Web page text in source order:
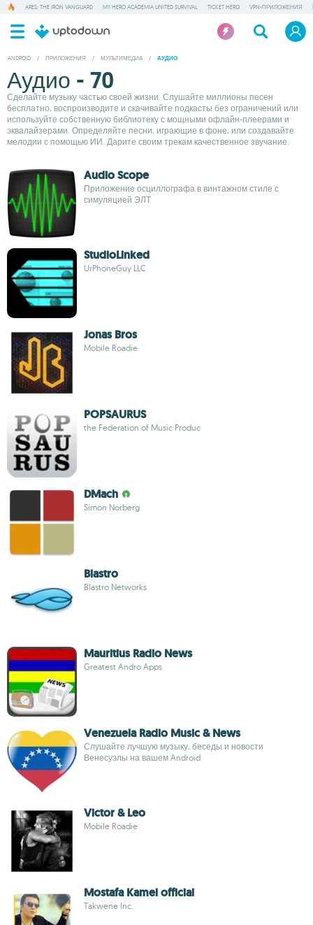
ARES: THE IRON VANGUARD MY HERO ACADEMIA UNITED SURVIVAL TICKET HERO VPN-ПРИЛОЖЕНИЯ
ANDROID / ПРИЛОЖЕНИЯ / МУЛЬТИМЕДИА / АУДИО
Аудио - 70
Сделайте музыку частью своей жизни. Слушайте миллионы песен
бесплатно, воспроизводите и скачивайте подкасты без ограничений или
используйте собственную библиотеку с мощными офлайн-плеерами и
эквалайзерами. Определяйте песни, играющие в фоне, или создавайте
мелодии с помощью ИИ. Дарите своим трекам качественное звучание.
Audio Scope
Приложение осциллографа в винтажном стиле с
симуляцией ЭЛТ
StudioLinked
UrPhoneGuy LLC
Jonas Bros
Mobile Roadie
POPSAURUS
the Federation of Music Produc
DMach
Simon Norberg
Blastro
Blastro Networks
Mauritius Radio News
Greatest Andro Apps
Venezuela Radio Music & News
Слушайте лучшую музыку, беседы и новости
Венесуэлы на вашем Android
Victor & Leo
Mobile Roadie
Mostafa Kamel official
Takwene Inc.